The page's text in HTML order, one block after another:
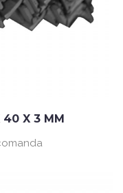
X 3 MM